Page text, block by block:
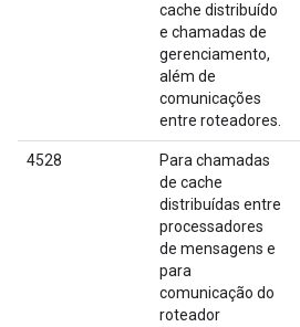
cache distribuído
e chamadas de
gerenciamento,
além de
comunicações
entre roteadores.
4528
Para chamadas
de cache
distribuídas entre
processadores
de mensagens e
para
comunicação do
roteador